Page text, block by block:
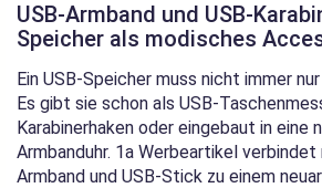
USB-Armband und USB-
Speicher als modisches
Ein USB-Speicher muss nicht immer
Es gibt sie schon als USB-
Karabinerhaken oder eingebaut in eine
Armbanduhr. 1a Werbeartikel verbindet
Armband und USB-Stick zu einem